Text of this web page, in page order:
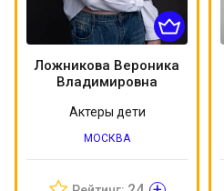
Ложникова Вероника
Владимировна
Актеры дети
МОСКВА